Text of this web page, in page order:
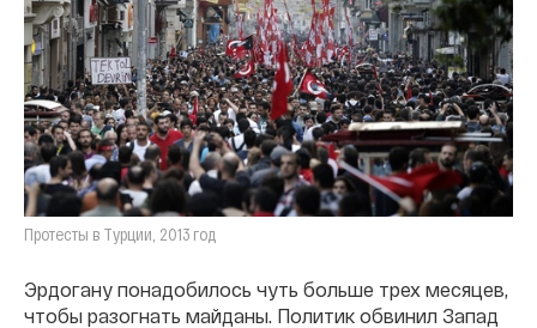
Протесты в Турции, 2013 год
Эрдогану понадобилось чуть больше трех месяцев,
чтобы разогнать майданы. Политик обвинил Запад